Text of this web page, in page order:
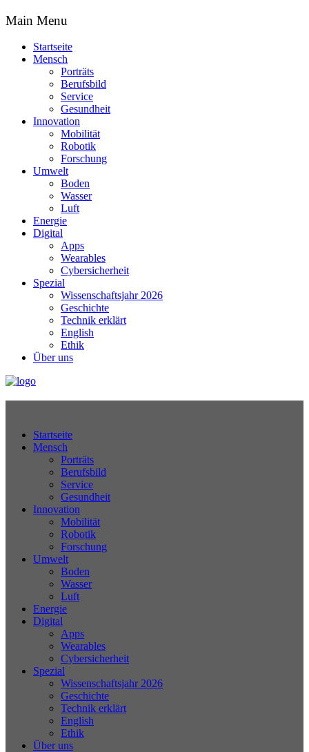
Main Menu
Startseite
Mensch
Porträts
Berufsbild
Service
Gesundheit
Innovation
Mobilität
Robotik
Forschung
Umwelt
Boden
Wasser
Luft
Energie
Digital
Apps
Wearables
Cybersicherheit
Spezial
Wissenschaftsjahr 2026
Geschichte
Technik erklärt
English
Ethik
Über uns
Startseite
Mensch
Porträts
Berufsbild
Service
Gesundheit
Innovation
Mobilität
Robotik
Forschung
Umwelt
Boden
Wasser
Luft
Energie
Digital
Apps
Wearables
Cybersicherheit
Spezial
Wissenschaftsjahr 2026
Geschichte
Technik erklärt
English
Ethik
Über uns